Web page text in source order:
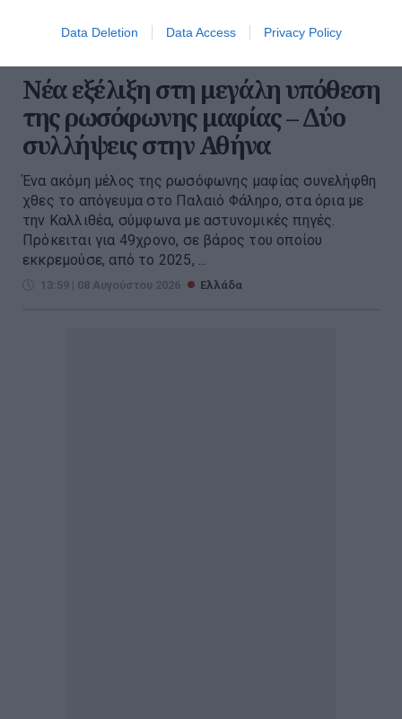
Data Deletion Data Access Privacy Policy
Νέα εξέλιξη στη μεγάλη υπόθεση
της ρωσόφωνης μαφίας – Δύο
συλλήψεις στην Αθήνα
Ένα ακόμη μέλος της ρωσόφωνης μαφίας συνελήφθη
χθες το απόγευμα στο Παλαιό Φάληρο, στα όρια με
την Καλλιθέα, σύμφωνα με αστυνομικές πηγές.
Πρόκειται για 49χρονο, σε βάρος του οποίου
εκκρεμούσε, από το 2025, ...
13:59 | 08 Αυγούστου 2026 Ελλάδα